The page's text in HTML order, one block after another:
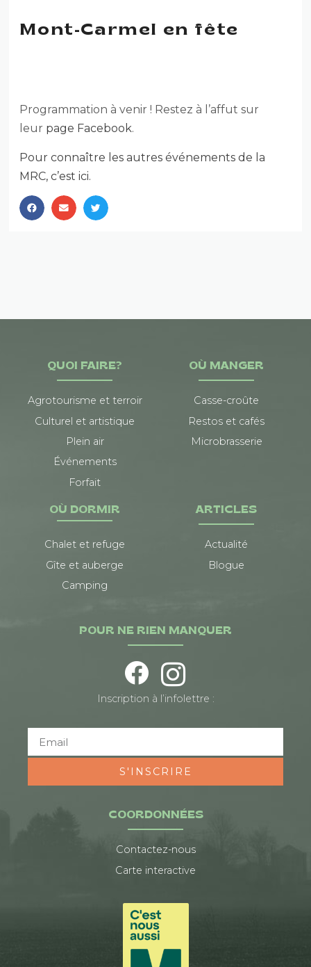
Mont-Carmel en fête
Programmation à venir ! Restez à l’affut sur
leur page Facebook.
Pour connaître les autres événements de la
MRC, c’est ici.
QUOI FAIRE?
Agrotourisme et terroir
Culturel et artistique
Plein air
Événements
Forfait
OÙ MANGER
Casse-croûte
Restos et cafés
Microbrasserie
OÙ DORMIR
Chalet et refuge
Gîte et auberge
Camping
ARTICLES
Actualité
Blogue
COORDONNÉES
Contactez-nous
Carte interactive
POUR NE RIEN MANQUER
Inscription à l’infolettre :
S'INSCRIRE